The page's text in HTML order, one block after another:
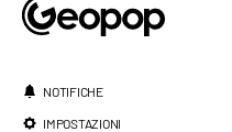
NOTIFICHE
IMPOSTAZIONI